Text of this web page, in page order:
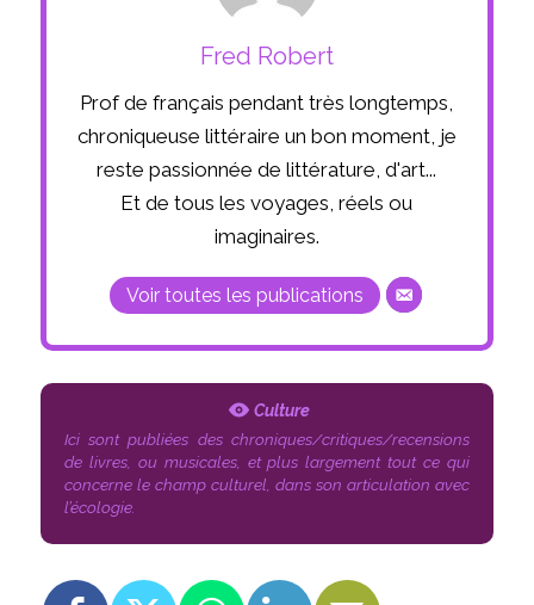
Fred Robert
Prof de français pendant très longtemps,
chroniqueuse littéraire un bon moment, je
reste passionnée de littérature, d'art...
Et de tous les voyages, réels ou
imaginaires.
Voir toutes les publications
Culture
Ici sont publiées des chroniques/critiques/recensions
de livres, ou musicales, et plus largement tout ce qui
concerne le champ culturel, dans son articulation avec
l’écologie.